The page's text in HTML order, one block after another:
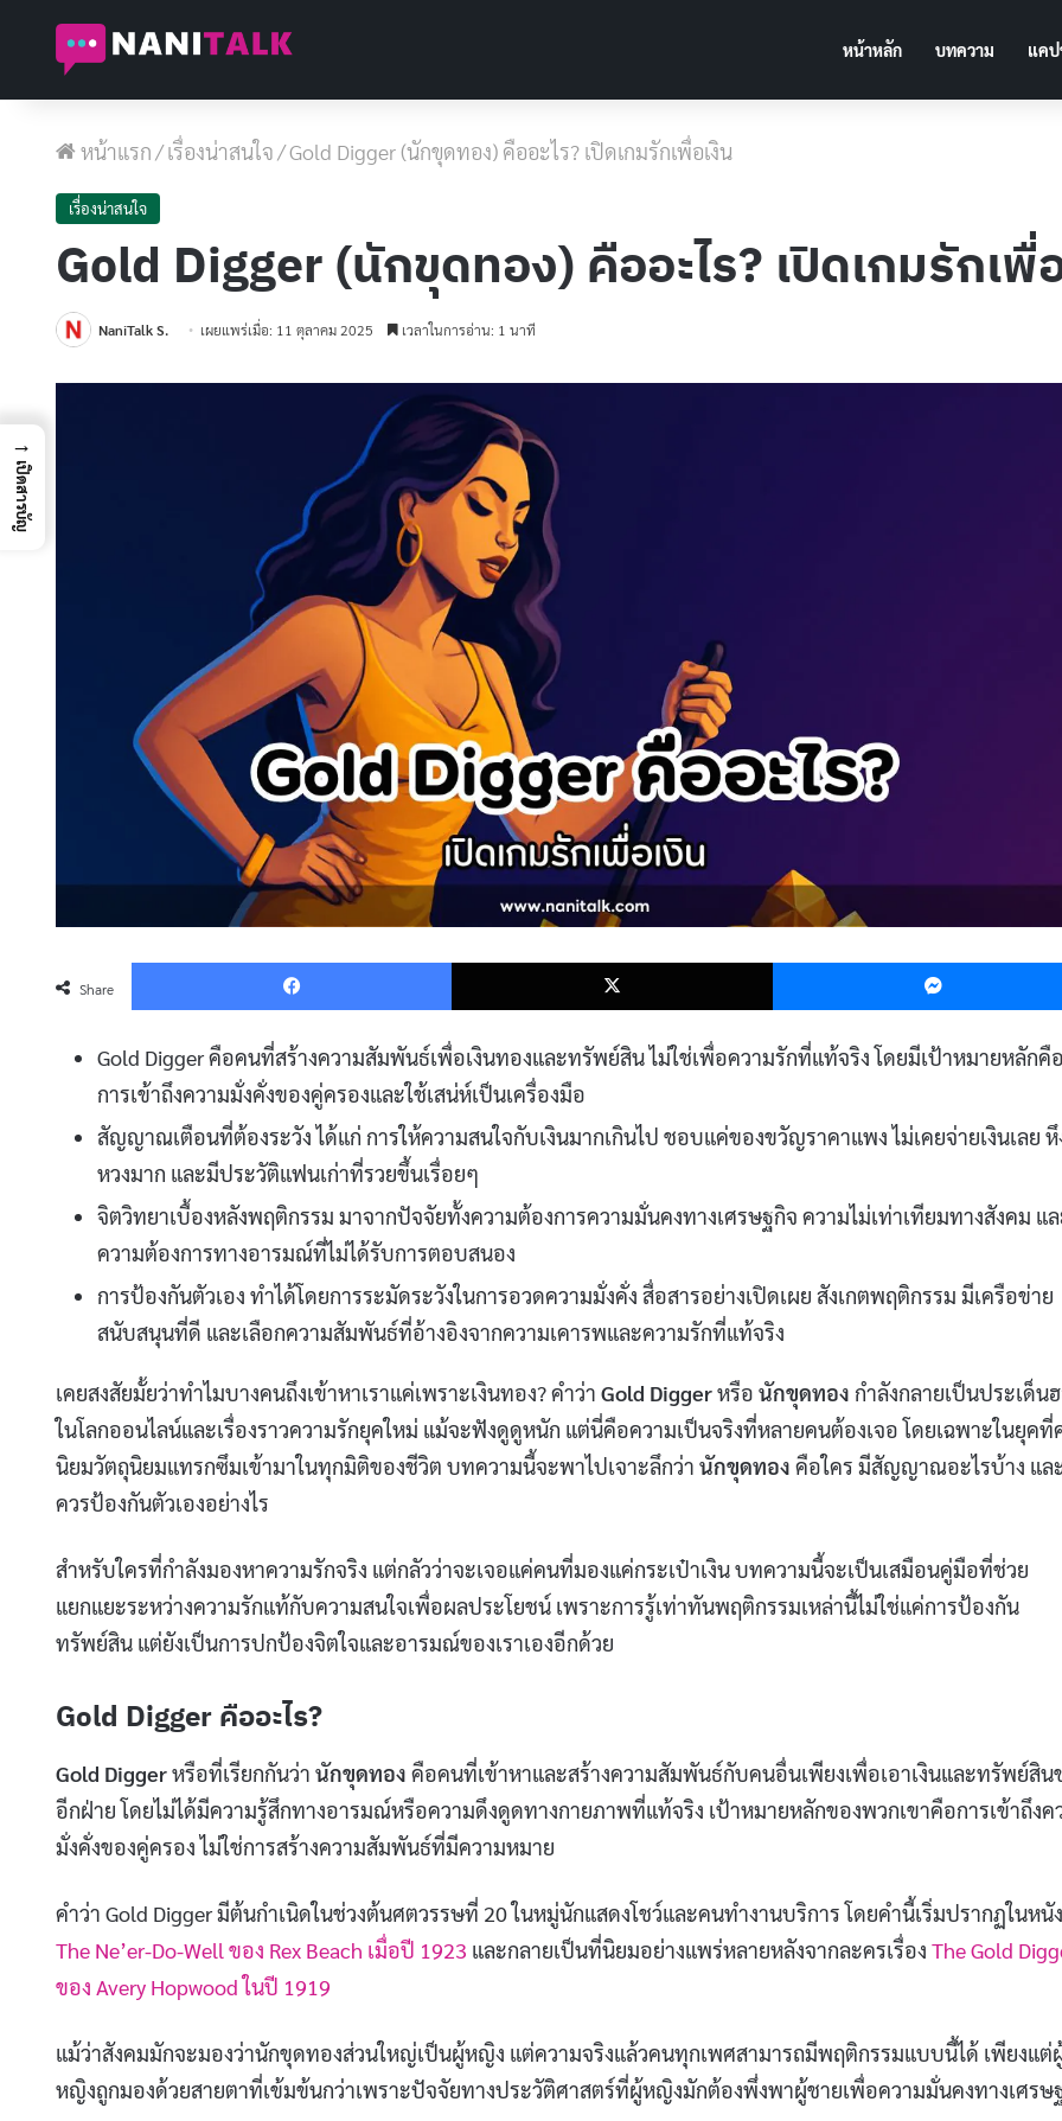
หน้าหลัก บทความ แค
หน้าแรก/เรื่องน่าสนใจ/Gold Digger (นักขุดทอง) คืออะไร? เปิดเกมรักเพื่อเงิน
เรื่องน่าสนใจ
Gold Digger (นักขุดทอง) คืออะไร? เปิดเกมรักเพื่
NaniTalk S. เผยแพร่เมื่อ: 11 ตุลาคม 2025 เวลาในการอ่าน: 1 นาที
Share
Facebook X
Gold Digger คือคนที่สร้างความสัมพันธ์เพื่อเงินทองและทรัพย์สิน ไม่ใช่เพื่อความรักที่แท้จริง โดยมีเป้าหมายหลักคือ
การเข้าถึงความมั่งคั่งของคู่ครองและใช้เสน่ห์เป็นเครื่องมือ
สัญญาณเตือนที่ต้องระวัง ได้แก่ การให้ความสนใจกับเงินมากเกินไป ชอบแค่ของขวัญราคาแพง ไม่เคยจ่ายเงินเลย หึ
หวงมาก และมีประวัติแฟนเก่าที่รวยขึ้นเรื่อยๆ
จิตวิทยาเบื้องหลังพฤติกรรม มาจากปัจจัยทั้งความต้องการความมั่นคงทางเศรษฐกิจ ความไม่เท่าเทียมทางสังคม แ
ความต้องการทางอารมณ์ที่ไม่ได้รับการตอบสนอง
การป้องกันตัวเอง ทำได้โดยการระมัดระวังในการอวดความมั่งคั่ง สื่อสารอย่างเปิดเผย สังเกตพฤติกรรม มีเครือข่าย
สนับสนุนที่ดี และเลือกความสัมพันธ์ที่อ้างอิงจากความเคารพและความรักที่แท้จริง
เคยสงสัยมั้ยว่าทำไมบางคนถึงเข้าหาเราแค่เพราะเงินทอง? คำว่า Gold Diggerหรือ นักขุดทอง กำลังกลายเป็นประเด็น
ในโลกออนไลน์และเรื่องราวความรักยุคใหม่ แม้จะฟังดูดูหนัก แต่นี่คือความเป็นจริงที่หลายคนต้องเจอ โดยเฉพาะในยุคที่
นิยมวัตถุนิยมแทรกซึมเข้ามาในทุกมิติของชีวิต บทความนี้จะพาไปเจาะลึกว่า นักขุดทอง คือใคร มีสัญญาณอะไรบ้าง แล
ควรป้องกันตัวเองอย่างไร
สำหรับใครที่กำลังมองหาความรักจริง แต่กลัวว่าจะเจอแค่คนที่มองแค่กระเป๋าเงิน บทความนี้จะเป็นเสมือนคู่มือที่ช่วย
แยกแยะระหว่างความรักแท้กับความสนใจเพื่อผลประโยชน์ เพราะการรู้เท่าทันพฤติกรรมเหล่านี้ไม่ใช่แค่การป้องกัน
ทรัพย์สิน แต่ยังเป็นการปกป้องจิตใจและอารมณ์ของเราเองอีกด้วย
Gold Digger คืออะไร?
Gold Diggerหรือที่เรียกกันว่า นักขุดทอง คือคนที่เข้าหาและสร้างความสัมพันธ์กับคนอื่นเพียงเพื่อเอาเงินและทรัพย์สิน
อีกฝ่าย โดยไม่ได้มีความรู้สึกทางอารมณ์หรือความดึงดูดทางกายภาพที่แท้จริง เป้าหมายหลักของพวกเขาคือการเข้าถึงค
มั่งคั่งของคู่ครอง ไม่ใช่การสร้างความสัมพันธ์ที่มีความหมาย
คำว่า Gold Digger มีต้นกำเนิดในช่วงต้นศตวรรษที่ 20 ในหมู่นักแสดงโชว์และคนทำงานบริการ โดยคำนี้เริ่มปรากฏในหนั
The Ne’er-Do-Well ของ Rex Beach เมื่อปี 1923 และกลายเป็นที่นิยมอย่างแพร่หลายหลังจากละครเรื่อง The Gold
ของ Avery Hopwood ในปี 1919
แม้ว่าสังคมมักจะมองว่านักขุดทองส่วนใหญ่เป็นผู้หญิง แต่ความจริงแล้วคนทุกเพศสามารถมีพฤติกรรมแบบนี้ได้ เพียงแต่
หญิงถูกมองด้วยสายตาที่เข้มข้นกว่าเพราะปัจจัยทางประวัติศาสตร์ที่ผู้หญิงมักต้องพึ่งพาผู้ชายเพื่อความมั่นคงทางเศรษ
→
เปิดสารบัญ